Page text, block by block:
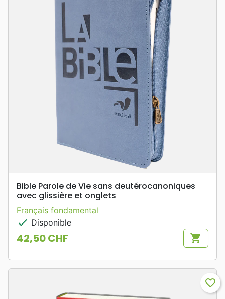
Bible Parole de Vie sans deutérocanoniques
avec glissière et onglets
Français fondamental
check Disponible
Prix
42,50 CHF shopping_cart
favorite_border